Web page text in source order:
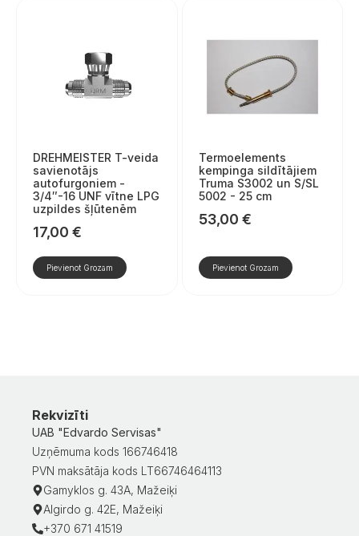
DREHMEISTER T-veida
savienotājs
autofurgoniem -
3/4″-16 UNF vītne LPG
uzpildes šļūtenēm
17,00 €
Pievienot Grozam
Termoelements
kempinga sildītājiem
Truma S3002 un S/SL
5002 - 25 cm
53,00 €
Pievienot Grozam
Rekvizīti
UAB "Edvardo Servisas"
Uzņēmuma kods 166746418
PVN maksātāja kods LT66746464113
Gamyklos g. 43A, Mažeiķi
Algirdo g. 42E, Mažeiķi
+370 671 41519